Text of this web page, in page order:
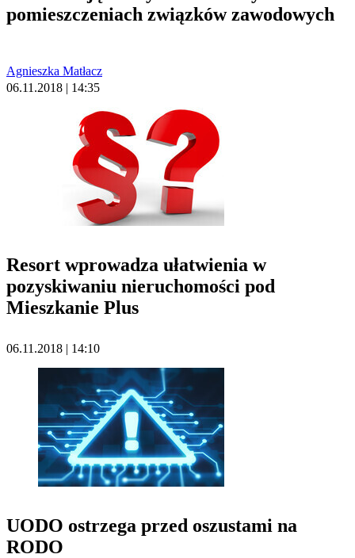
pomieszczeniach związków zawodowych
Agnieszka Matłacz
06.11.2018 | 14:35
Resort wprowadza ułatwienia w
pozyskiwaniu nieruchomości pod
Mieszkanie Plus
06.11.2018 | 14:10
UODO ostrzega przed oszustami na
RODO